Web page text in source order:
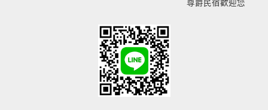
尊爵民宿歡迎您